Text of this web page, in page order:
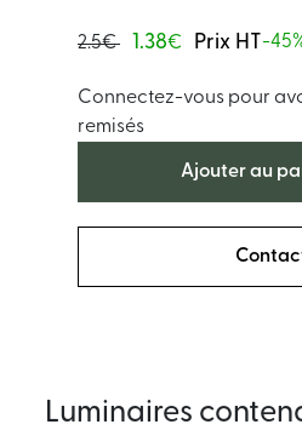
2.5€ 1.38€ Prix HT-
Connectez-vous pour
remisés
Ajouter au
Luminaires